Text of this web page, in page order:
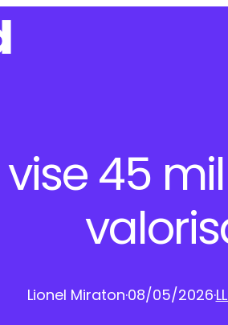
vise 45
Lionel Miraton·08/05/2026·